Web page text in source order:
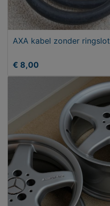
AXA kabel zonder ringslot
€ 8,00